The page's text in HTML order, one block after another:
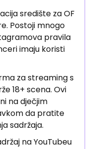
središte za OF
Postoji mnogo
pravila
imaju koristi
za streaming s
18+ scena. Ovi
na dječjim
da pratite
sadržaja.
na YouTubeu